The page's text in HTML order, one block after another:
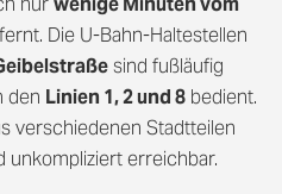
Die U-Bahn-Haltestellen
sind fußläufig
den Linien 1, 2 und 8bedient.
verschiedenen Stadtteilen
unkompliziert erreichbar.